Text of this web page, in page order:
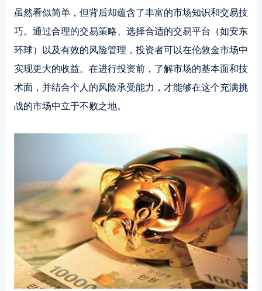
虽然看似简单，但背后却蕴含了丰富的市场知识和交易技
巧。通过合理的交易策略、选择合适的交易平台（如安东
环球）以及有效的风险管理，投资者可以在伦敦金市场中
实现更大的收益。在进行投资前，了解市场的基本面和技
术面，并结合个人的风险承受能力，才能够在这个充满挑
战的市场中立于不败之地。